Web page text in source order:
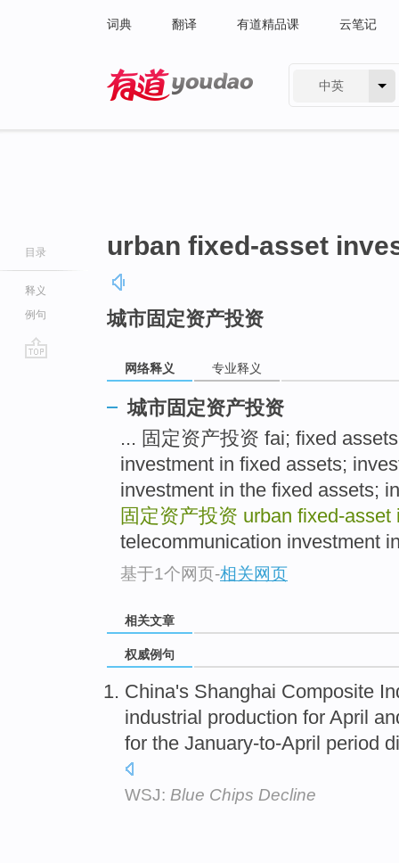
词典 翻译 有道精品课 云笔记
中英
目录
释义
例句
urban fixed-asset
城市固定资产投资
网络释义 专业释义
城市固定资产投资
... 固定资产投资 fai; fixed
investment in fixed assets;
investment in the fixed assets;
固定资产投资 urban fixed-asset
telecommunication investment
基于1个网页-相关网页
相关文章
权威例句
China's Shanghai Composite
industrial production for April
for the January-to-April period
WSJ: Blue Chips Decline